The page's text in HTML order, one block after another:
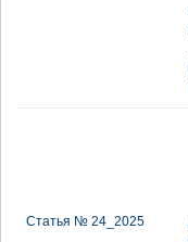
Статья № 24_2025